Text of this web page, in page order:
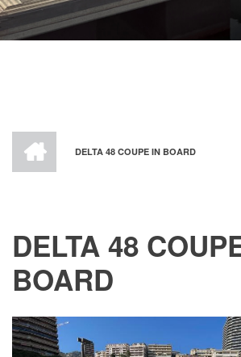
BREADCRUMB
DELTA 48 COUPE IN BOARD
DELTA 48
BOARD